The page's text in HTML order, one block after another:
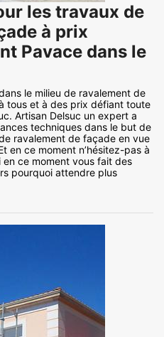
les travaux de
à prix
Pavace dans le
le milieu de ravalement de
tous et à des prix défiant toute
Artisan Delsuc un expert a
techniques dans le but de
ravalement de façade en vue
en ce moment n’hésitez-pas à
ce moment vous fait des
pourquoi attendre plus